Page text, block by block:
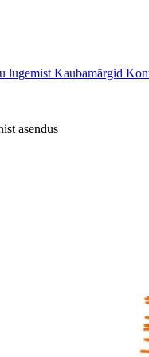
lugemist Kaubamärgid
asendus